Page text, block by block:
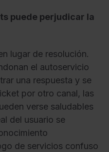
puede perjudicar la
lugar de resolución.
el autoservicio
una respuesta y se
por otro canal, las
verse saludables
del usuario se
de servicios confuso